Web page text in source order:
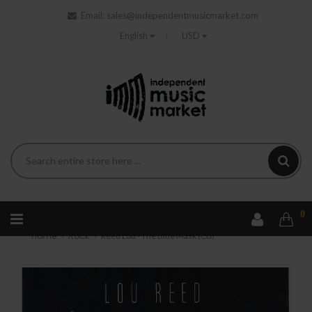
Email:
sales@independentmusicmarket.com
English
USD
0
Home Rock Reed Lou - The Blue Mask (CD)